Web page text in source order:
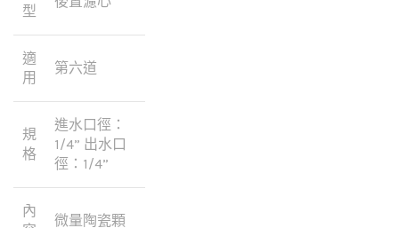
型
適
用
第六道
規
格
進水口徑：
1/4” 出水口
徑：1/4”
內
微量陶瓷顆